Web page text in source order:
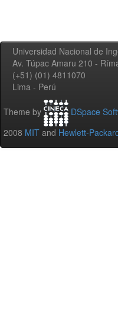
Universidad Nacional de
Av. Túpac Amaru 210 -
(+51) (01) 4811070
Lima - Perú
Theme by DSpace
2008 MIT and Hewlett-